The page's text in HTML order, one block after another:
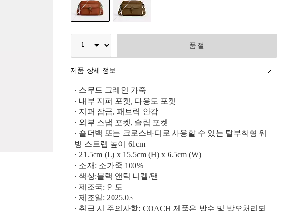
품절
제품 상세 정보
· 스무드 그레인 가죽
· 내부 지퍼 포켓, 다용도 포켓
· 지퍼 잠금, 패브릭 안감
· 외부 스냅 포켓, 슬립 포켓
· 숄더백 또는 크로스바디로 사용할 수 있는 탈부착형 웨
빙 스트랩 높이 61cm
· 21.5cm (L) x 15.5cm (H) x 6.5cm (W)
· 소재: 소가죽 100%
· 색상:블랙 앤틱 니켈/탠
· 제조국: 인도
· 제조일: 2025.03
· 취급 시 주의사항: COACH 제품은 방수 및 방오처리되